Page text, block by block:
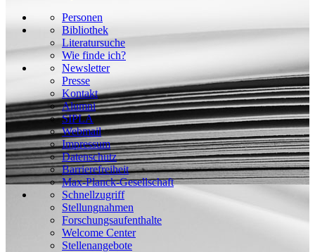
Personen
Bibliothek
Literatursuche
Wie finde ich?
Newsletter
Presse
Kontakt
Alumni
SIPLA
Webmail
Impressum
Datenschutz
Barrierefreiheit
Max-Planck-Gesellschaft
Schnellzugriff
Stellungnahmen
Forschungsaufenthalte
Welcome Center
Stellenangebote